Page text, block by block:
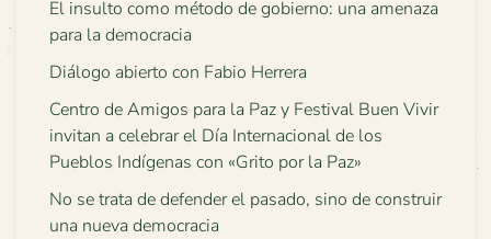
El insulto como método de gobierno: una amenaza
para la democracia
Diálogo abierto con Fabio Herrera
Centro de Amigos para la Paz y Festival Buen Vivir
invitan a celebrar el Día Internacional de los
Pueblos Indígenas con «Grito por la Paz»
No se trata de defender el pasado, sino de construir
una nueva democracia